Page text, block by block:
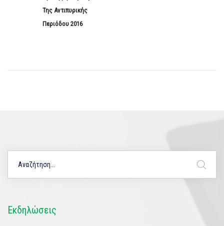
Της Αντιπυρικής
Περιόδου 2016
Εκδηλώσεις